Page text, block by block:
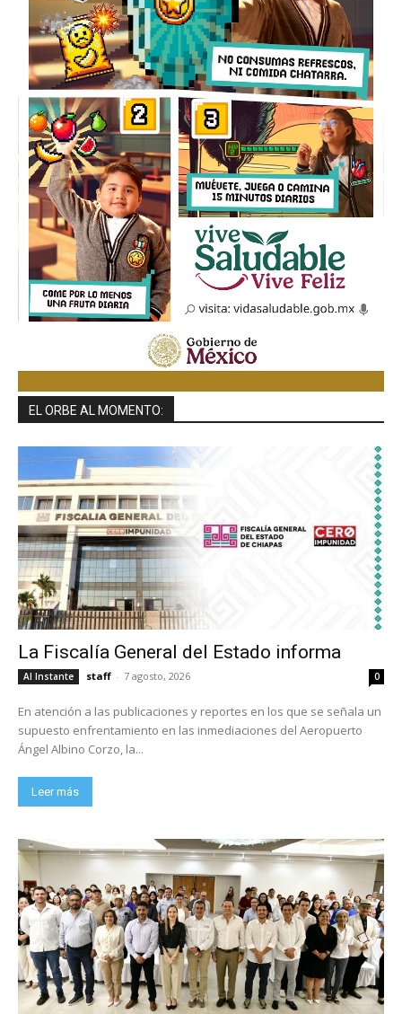
EL ORBE AL MOMENTO:
La Fiscalía General del Estado informa
Al Instante staff - 7 agosto, 2026 0
En atención a las publicaciones y reportes en los que se señala un
supuesto enfrentamiento en las inmediaciones del Aeropuerto
Ángel Albino Corzo, la...
Leer más